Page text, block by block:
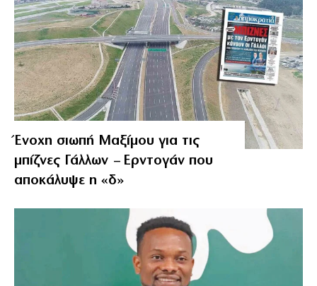
Ένοχη σιωπή Μαξίμου για τις
μπίζνες Γάλλων – Ερντογάν που
αποκάλυψε η «δ»